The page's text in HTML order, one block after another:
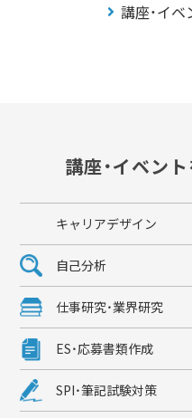
講座・イ
講座・イベン
キャリアデザイン
自己分析
仕事研究・業界研究
ES・応募書類作成
SPI・筆記試験対策